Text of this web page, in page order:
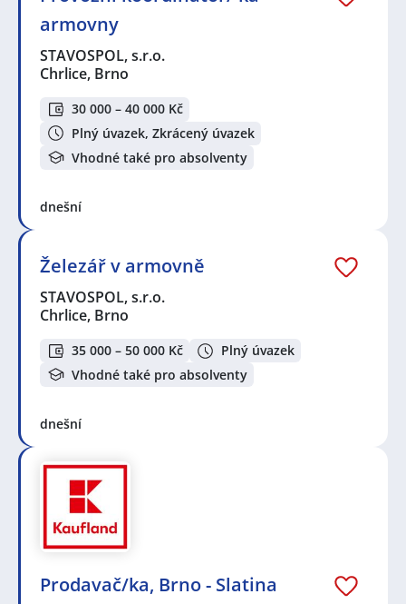
armovny
STAVOSPOL, s.r.o.
Chrlice, Brno
30 000 – 40 000 Kč
Plný úvazek, Zkrácený úvazek
Vhodné také pro absolventy
dnešní
Železář v armovně
STAVOSPOL, s.r.o.
Chrlice, Brno
35 000 – 50 000 Kč
Plný úvazek
Vhodné také pro absolventy
dnešní
Prodavač/ka, Brno - Slatina